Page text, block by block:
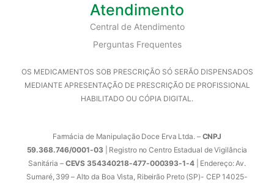
Atendimento
Central de Atendimento
Perguntas Frequentes
OS MEDICAMENTOS SOB PRESCRIÇÃO SÓ SERÃO DISPENSADOS
MEDIANTE APRESENTAÇÃO DE PRESCRIÇÃO DE PROFISSIONAL
HABILITADO OU CÓPIA DIGITAL.
Farmácia de Manipulação Doce Erva Ltda. – CNPJ
59.368.746/0001-03| Registro no Centro Estadual de Vigilância
Sanitária –CEVS 354340218-477-000393-1-4| Endereço: Av.
Sumaré, 399 – Alto da Boa Vista, Ribeirão Preto (SP)- CEP 14025-